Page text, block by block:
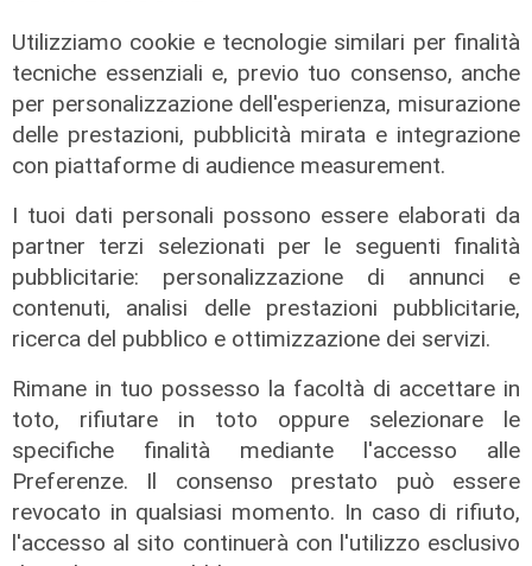
Utilizziamo cookie e tecnologie similari per finalità
tecniche essenziali e, previo tuo consenso, anche
per personalizzazione dell'esperienza, misurazione
delle prestazioni, pubblicità mirata e integrazione
con piattaforme di audience measurement.
I tuoi dati personali possono essere elaborati da
partner terzi selezionati per le seguenti finalità
pubblicitarie: personalizzazione di annunci e
contenuti, analisi delle prestazioni pubblicitarie,
ricerca del pubblico e ottimizzazione dei servizi.
Rimane in tuo possesso la facoltà di accettare in
toto, rifiutare in toto oppure selezionare le
specifiche finalità mediante l'accesso alle
Preferenze. Il consenso prestato può essere
revocato in qualsiasi momento. In caso di rifiuto,
l'accesso al sito continuerà con l'utilizzo esclusivo
Intervento
Ex Ilva, Palombo (rsu Fiom Cgil) a
Telenord: "Cornigliano strategica,
basta sciacallaggio sulle aree"
di Stefano Rissetto